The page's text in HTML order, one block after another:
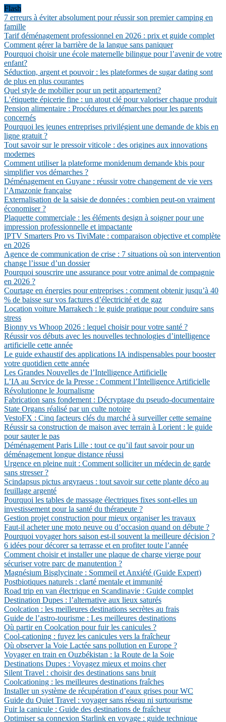
Flash
7 erreurs à éviter absolument pour réussir son premier camping en
famille
Tarif déménagement professionnel en 2026 : prix et guide complet
Comment gérer la barrière de la langue sans paniquer
Pourquoi choisir une école maternelle bilingue pour l’avenir de votre
enfant?
Séduction, argent et pouvoir : les plateformes de sugar dating sont
de plus en plus courantes
Quel style de mobilier pour un petit appartement?
L’étiquette épicerie fine : un atout clé pour valoriser chaque produit
Pension alimentaire : Procédures et démarches pour les parents
concernés
Pourquoi les jeunes entreprises privilégient une demande de kbis en
ligne gratuit ?
Tout savoir sur le pressoir viticole : des origines aux innovations
modernes
Comment utiliser la plateforme monidenum demande kbis pour
simplifier vos démarches ?
Déménagement en Guyane : réussir votre changement de vie vers
l’Amazonie française
Externalisation de la saisie de données : combien peut-on vraiment
économiser ?
Plaquette commerciale : les éléments design à soigner pour une
impression professionnelle et impactante
IPTV Smarters Pro vs TiviMate : comparaison objective et complète
en 2026
Agence de communication de crise : 7 situations où son intervention
change l’issue d’un dossier
Pourquoi souscrire une assurance pour votre animal de compagnie
en 2026 ?
Courtage en énergies pour entreprises : comment obtenir jusqu’à 40
% de baisse sur vos factures d’électricité et de gaz
Location voiture Marrakech : le guide pratique pour conduire sans
stress
Bionny vs Whoop 2026 : lequel choisir pour votre santé ?
Réussir vos débuts avec les nouvelles technologies d’intelligence
artificielle cette année
Le guide exhaustif des applications IA indispensables pour booster
votre quotidien cette année
Les Grandes Nouvelles de l’Intelligence Artificielle
L’IA au Service de la Presse : Comment l’Intelligence Artificielle
Révolutionne le Journalisme
Fabrication sans fondement : Décryptage du pseudo-documentaire
State Organs réalisé par un culte notoire
VestoFX : Cinq facteurs clés du marché à surveiller cette semaine
Réussir sa construction de maison avec terrain à Lorient : le guide
pour sauter le pas
Déménagement Paris Lille : tout ce qu’il faut savoir pour un
déménagement longue distance réussi
Urgence en pleine nuit : Comment solliciter un médecin de garde
sans stresser ?
Scindapsus pictus argyraeus : tout savoir sur cette plante déco au
feuillage argenté
Pourquoi les tables de massage électriques fixes sont-elles un
investissement pour la santé du thérapeute ?
Gestion projet construction pour mieux organiser les travaux
Faut-il acheter une moto neuve ou d’occasion quand on débute ?
Pourquoi voyager hors saison est-il souvent la meilleure décision ?
6 idées pour décorer sa terrasse et en profiter toute l’année
Comment choisir et installer une plaque de charge vierge pour
sécuriser votre parc de manutention ?
Magnésium Bisglycinate : Sommeil et Anxiété (Guide Expert)
Postbiotiques naturels : clarté mentale et immunité
Road trip en van électrique en Scandinavie : Guide complet
Destination Dupes : l’alternative aux lieux saturés
Coolcation : les meilleures destinations secrètes au frais
Guide de l’astro-tourisme : Les meilleures destinations
Où partir en Coolcation pour fuir les canicules ?
Cool-cationing : fuyez les canicules vers la fraîcheur
Où observer la Voie Lactée sans pollution en Europe ?
Voyager en train en Ouzbékistan : la Route de la Soie
Destinations Dupes : Voyagez mieux et moins cher
Silent Travel : choisir des destinations sans bruit
Coolcationing : les meilleures destinations fraîches
Installer un système de récupération d’eaux grises pour WC
Guide du Quiet Travel : voyager sans réseau ni surtourisme
Fuir la canicule : Guide des destinations de fraîcheur
Optimiser sa connexion Starlink en voyage : guide technique